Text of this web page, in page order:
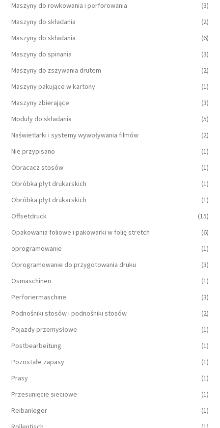
Maszyny do rowkowania i perforowania
(3)
Maszyny do składania
(2)
Maszyny do składania
(6)
Maszyny do spinania
(3)
Maszyny do zszywania drutem
(2)
Maszyny pakujące w kartony
(1)
Maszyny zbierające
(3)
Moduły do składania
(5)
Naświetlarki i systemy wywoływania filmów
(2)
Nie przypisano
(1)
Obracacz stosów
(1)
Obróbka płyt drukarskich
(1)
Obróbka płyt drukarskich
(1)
Offsetdruck
(15)
Opakowania foliowe i pakowarki w folię stretch
(6)
oprogramowanie
(1)
Oprogramowanie do przygotowania druku
(3)
Osmaschinen
(1)
Perforiermaschine
(3)
Podnośniki stosów i podnośniki stosów
(2)
Pojazdy przemysłowe
(1)
Postbearbeitung
(1)
Pozostałe zapasy
(1)
Prasy
(1)
Przesunięcie sieciowe
(1)
Reibanleger
(1)